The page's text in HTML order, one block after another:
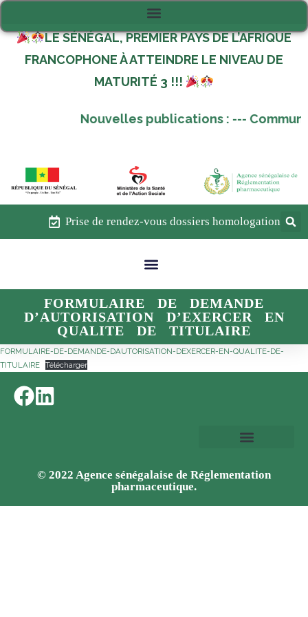
LE SÉNÉGAL, PREMIER PAYS DE L’AFRIQUE
FRANCOPHONE À ATTEINDRE LE NIVEAU DE
MATURITÉ 3 !!!
Nouvelles publications : ---
Prise de rendez-vous dossiers homologation
FORMULAIRE DE DEMANDE
D’AUTORISATION D’EXERCER EN
QUALITE DE TITULAIRE
FORMULAIRE-DE-DEMANDE-DAUTORISATION-DEXERCER-EN-QUALITE-DE-
TITULAIRE Télécharger
© 2022 Agence sénégalaise de Réglementation
pharmaceutique.